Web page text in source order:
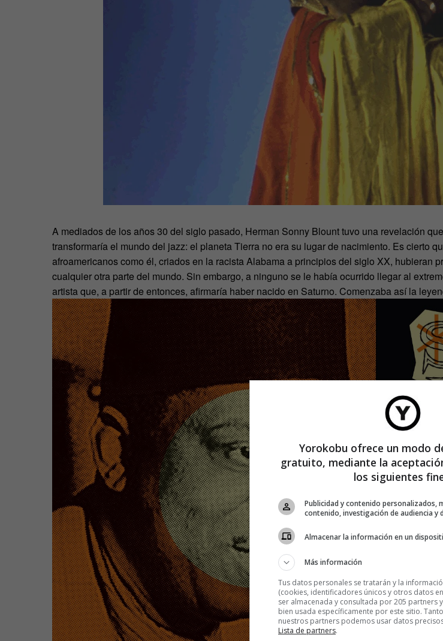
A mediados de los años 30 del siglo pasado, Herman Sonny Blount tuvo una revelación
transformaría el mundo del jazz: el planeta Tierra no era su lugar de nacimiento. Es cierto
afroamericanos como él, criados en la racista Alabama a principios del siglo XX, hubieran
cualquier otra parte del mundo. Sin embargo, a ninguno se le había ocurrido llegar al
artista que, a partir de entonces, afirmaría haber nacido en Saturno. Comenzaba así la
Yorokobu ofrece un modo
gratuito, mediante la
los siguientes
Publicidad y contenido personalizados,
contenido, investigación de audiencia y
Almacenar la información en un
Más información
Tus datos personales se tratarán y la
(cookies, identificadores únicos y otros datos
ser almacenada y consultada por 205 partners
bien usada específicamente por este sitio.
nuestros partners podemos usar datos
Lista de partners.